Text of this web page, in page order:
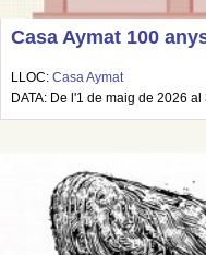
Casa Aymat 100
LLOC: Casa Aymat
DATA: De l'1 de maig de 2026